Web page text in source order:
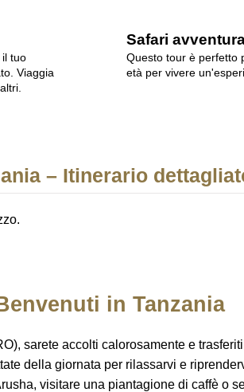
tuo
Viaggia
Safari
Questo tour è perfetto
età per vivere
– Itinerario
in Tanzania
sarete accolti calorosamente e
della giornata per rilassarvi e
visitare una piantagione di caffè o